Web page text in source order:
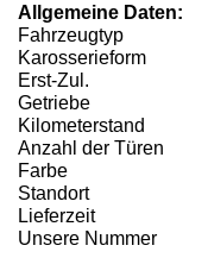
Allgemeine Daten:
Fahrzeugtyp
Karosserieform
Erst-Zul.
Getriebe
Kilometerstand
Anzahl der Türen
Farbe
Standort
Lieferzeit
Unsere Nummer